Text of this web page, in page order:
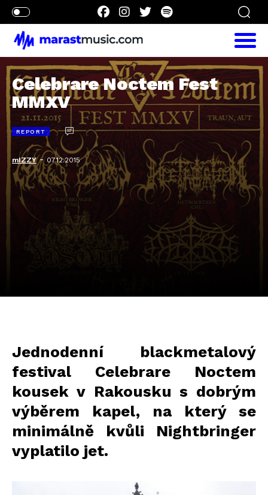
Celebrare Noctem Fest
MMXV
REPORT
mIZZY-07.12.2015
Jednodenní blackmetalový
festival Celebrare Noctem
kousek v Rakousku s dobrým
výběrem kapel, na který se
minimálně kvůli Nightbringer
vyplatilo jet.